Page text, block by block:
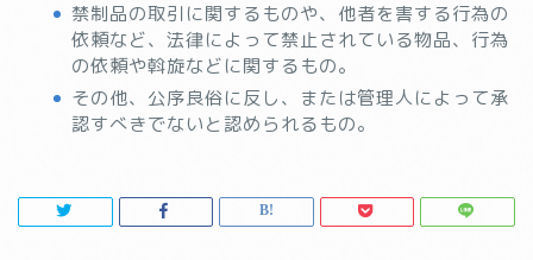
禁制品の取引に関するものや、他者を害する行為の
依頼など、法律によって禁止されている物品、行為
の依頼や斡旋などに関するもの。
その他、公序良俗に反し、または管理人によって承
認すべきでないと認められるもの。